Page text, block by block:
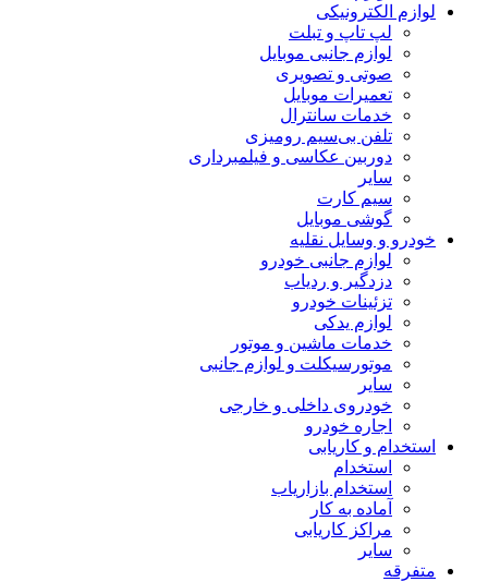
لوازم الکترونیکی
لپ تاپ و تبلت
لوازم جانبی موبایل
صوتی و تصویری
تعمیرات موبایل
خدمات سانترال
تلفن بی‌سیم رومیزی
دوربین عکاسی و فیلمبرداری
سایر
سیم کارت
گوشی موبایل
خودرو و وسایل نقلیه
لوازم جانبی خودرو
دزدگیر و ردیاب
تزئینات خودرو
لوازم یدکی
خدمات ماشین و موتور
موتورسیکلت و لوازم جانبی
سایر
خودروی داخلی و خارجی
اجاره خودرو
استخدام و کاریابی
استخدام
استخدام بازاریاب
آماده به کار
مراکز کاریابی
سایر
متفرقه